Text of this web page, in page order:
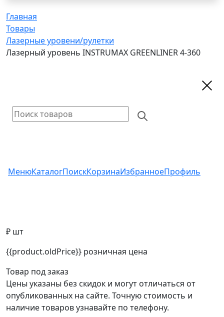
Главная
Товары
Лазерные уровени/рулетки
Лазерный уровень INSTRUMAX GREENLINER 4-360
МенюКаталогПоискКорзинаИзбранноеПрофиль
₽ шт
{{product.oldPrice}} розничная цена
Товар под заказ
Цены указаны без скидок и могут отличаться от
опубликованных на сайте. Точную стоимость и
наличие товаров узнавайте по телефону.